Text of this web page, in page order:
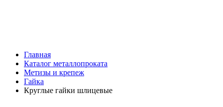
Главная
Каталог металлопроката
Метизы и крепеж
Гайка
Круглые гайки шлицевые